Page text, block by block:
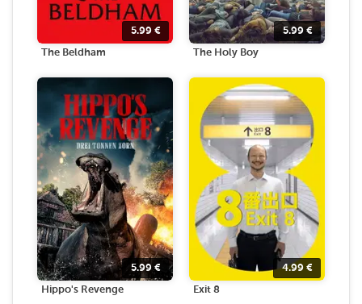
5.99 €
The Beldham
5.99 €
The Holy Boy
5.99€
Hippo's Revenge
4.99 €
Exit 8